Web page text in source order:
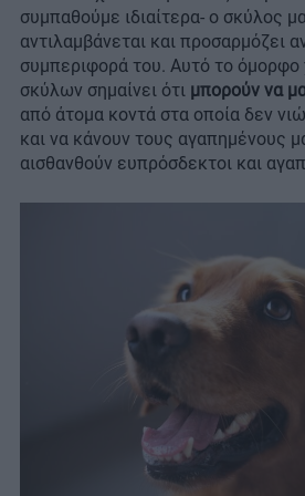
συμπαθούμε ιδιαίτερα- ο σκύλος
αντιλαμβάνεται και προσαρμόζει
συμπεριφορά του. Αυτό το όμορφο
σκύλων σημαίνει ότι μπορούν να
από άτομα κοντά στα οποία δεν
και να κάνουν τους αγαπημένους
αισθανθούν ευπρόσδεκτοι και